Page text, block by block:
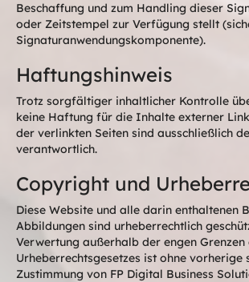
Beschaffung und zum Handling dieser
oder Zeitstempel zur Verfügung stellt
Signaturanwendungskomponente).
Haftungshinweis
Trotz sorgfältiger inhaltlicher Kontrolle
keine Haftung für die Inhalte externer
der verlinkten Seiten sind ausschließlich
verantwortlich.
Copyright und
Diese Website und alle darin enthaltenen
Abbildungen sind urheberrechtlich
Verwertung außerhalb der engen Grenzen
Urheberrechtsgesetzes ist ohne vorherige
Zustimmung von FP Digital Business